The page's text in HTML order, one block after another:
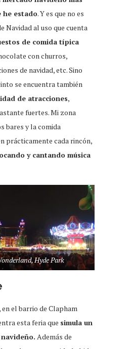
he estado. Y es que no es
Navidad al uso que cuenta
de comida típica
con churros,
de navidad, etc. Sino
se encuentra también
de atracciones,
fuertes. Mi zona
bares y la comida
prácticamente cada rincón,
y cantando música
Hyde Park
el barrio de Clapham
esta feria que simula un
Además de